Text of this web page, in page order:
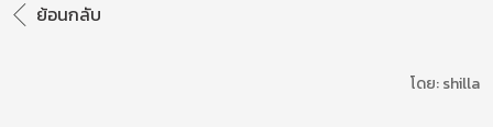
ย้อนกลับ
โดย: shilla